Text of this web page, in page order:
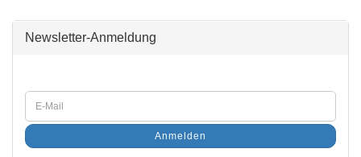
Newsletter-Anmeldung
Anmelden